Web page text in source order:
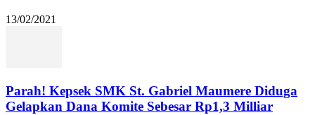
13/02/2021
Parah! Kepsek SMK St. Gabriel Maumere Diduga
Gelapkan Dana Komite Sebesar Rp1,3 Milliar